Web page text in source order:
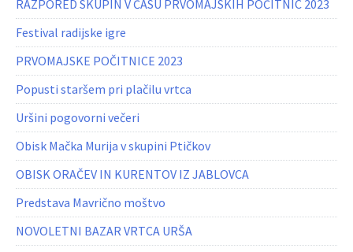
RAZPORED SKUPIN V ČASU PRVOMAJSKIH POČITNIC 2023
Festival radijske igre
PRVOMAJSKE POČITNICE 2023
Popusti staršem pri plačilu vrtca
Uršini pogovorni večeri
Obisk Mačka Murija v skupini Ptičkov
OBISK ORAČEV IN KURENTOV IZ JABLOVCA
Predstava Mavrično moštvo
NOVOLETNI BAZAR VRTCA URŠA